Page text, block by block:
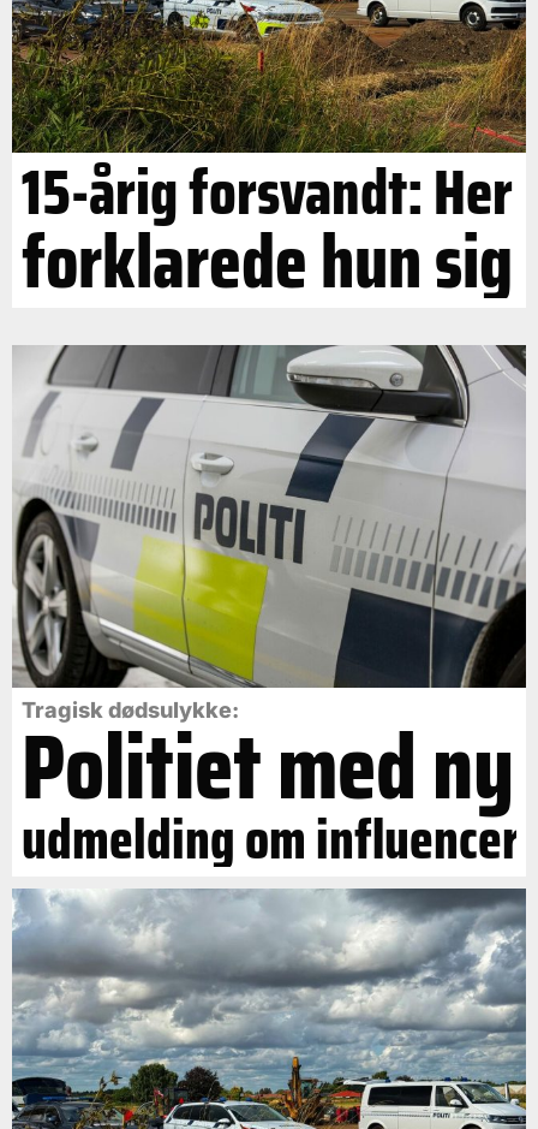
15-årig forsvandt: Her
forklarede hun sig
Tragisk dødsulykke:
Politiet med ny
udmelding om influencer